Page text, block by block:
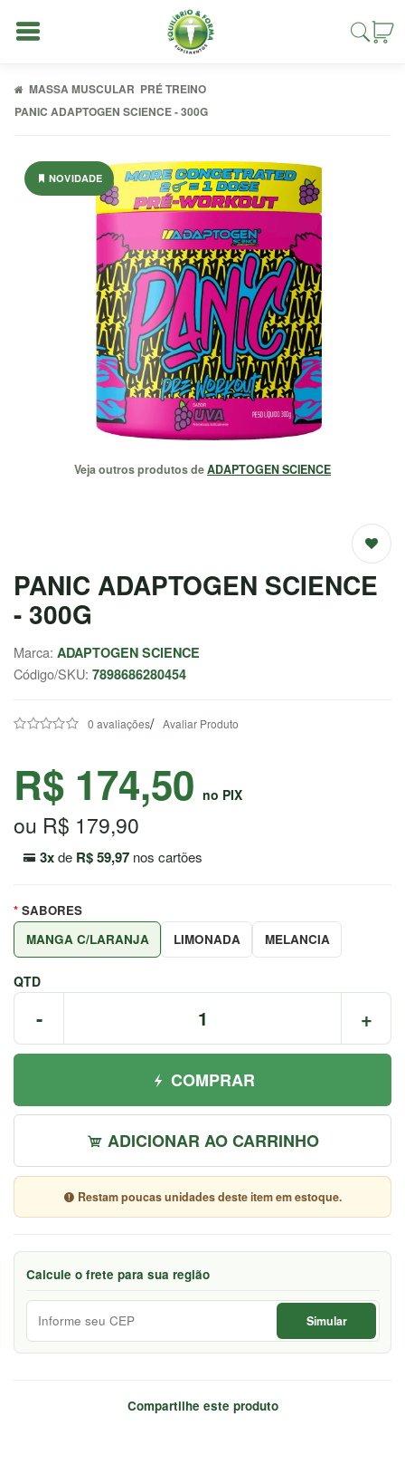
Entrar
ALIMENTAÇÃO
EMAGRECEDORES
SAÚDE /
NATURAIS
ATENDIMENTO
(37) 9
9957-
7044
Chat
Envie-
nos uma
mensagem
MASSA MUSCULAR PRÉ TREINO
PANIC ADAPTOGEN SCIENCE - 300G
NOVIDADE
Veja outros produtos deADAPTOGEN SCIENCE
PANIC ADAPTOGEN SCIENCE
- 300G
Marca: ADAPTOGEN SCIENCE
Código/SKU: 7898686280454
0 avaliações/ Avaliar Produto
R$ 174,50 no PIX
ou R$ 179,90
3xde R$ 59,97 nos cartões
SABORES
MANGA C/LARANJA
LIMONADA MELANCIA
QTD
- +
COMPRAR
ADICIONAR AO CARRINHO
Restam poucas unidades deste item em estoque.
Calcule o frete para sua região
Simular
Compartilhe este produto